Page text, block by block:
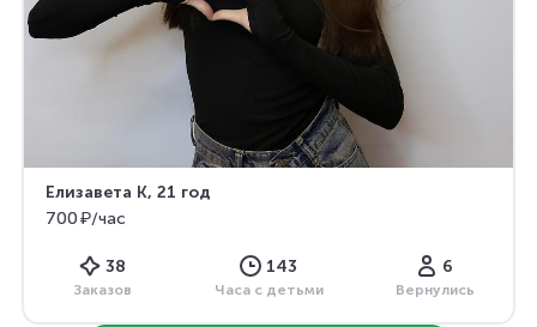
Елизавета К, 21 год
700 ₽/час
38
Заказов
143
Часа с детьми
6
Вернулись